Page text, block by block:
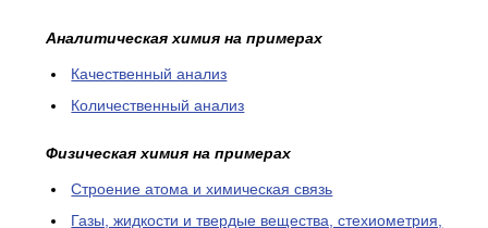
Аналитическая химия на примерах
Качественный анализ
Количественный анализ
Физическая химия на примерах
Cтроение атома и химическая связь
Газы, жидкости и твердые вещества, стехиометрия,